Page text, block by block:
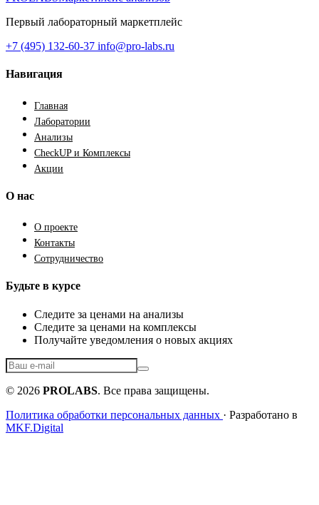
Первый лабораторный маркетплейс
+7 (495) 132-60-37 info@pro-labs.ru
Навигация
Главная
Лаборатории
Анализы
CheckUP и Комплексы
Акции
О нас
О проекте
Контакты
Сотрудничество
Будьте в курсе
Следите за ценами на анализы
Следите за ценами на комплексы
Получайте уведомления о новых акциях
© 2026 PROLABS. Все права защищены.
Политика обработки персональных данных · Разработано в
MKF.Digital